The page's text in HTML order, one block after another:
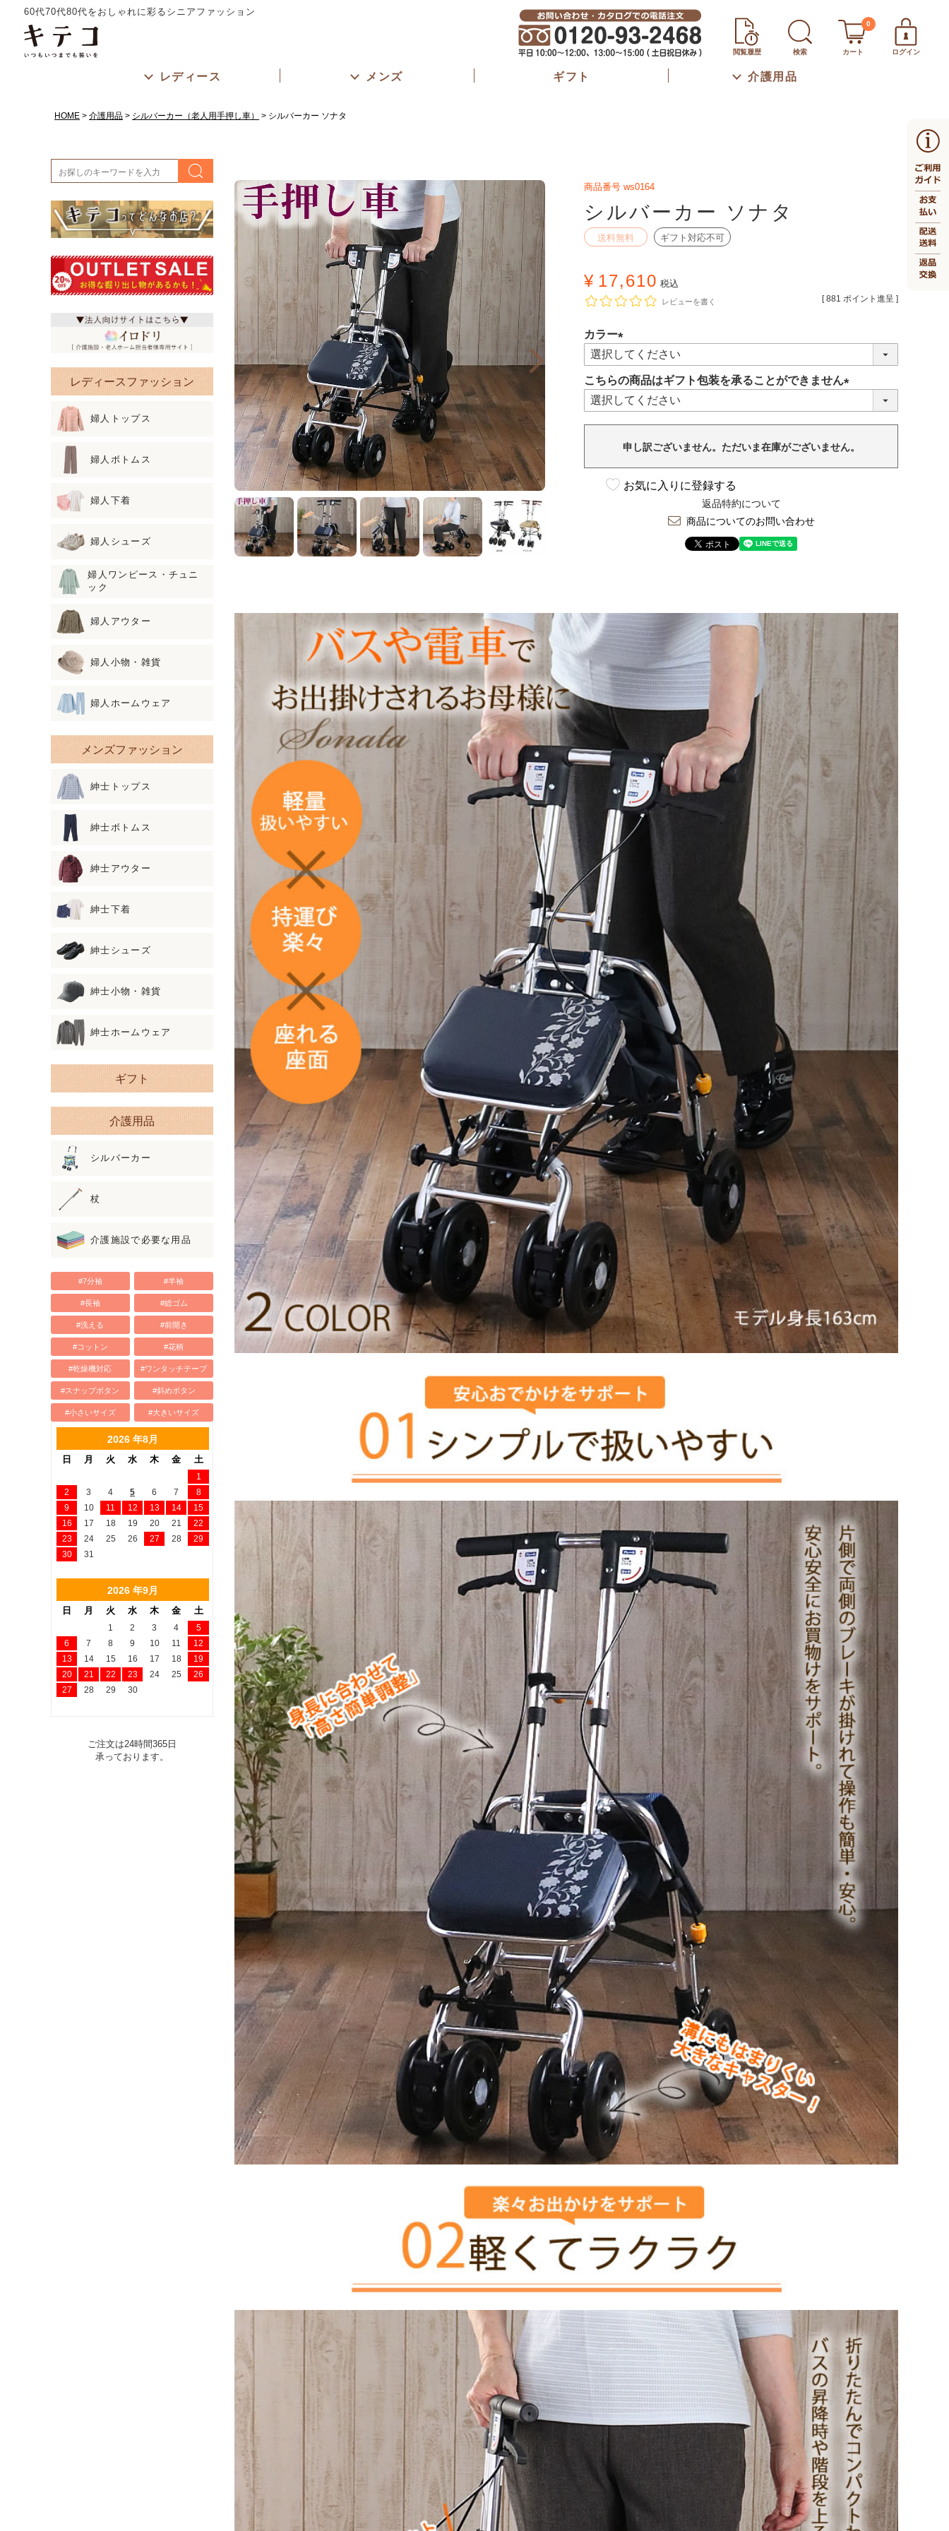
60代70代80代をおしゃれに彩るシニアファッション
閲覧履歴 検索 カート
0
ログイン
レディース メンズ ギフト 介護用品
HOME 介護用品 シルバーカー（老人用手押し車） シルバーカー ソナタ
レディースファッション
婦人トップス
婦人ボトムス
婦人下着
婦人シューズ
婦人ワンピース・チュニ
ック
婦人アウター
婦人小物・雑貨
婦人ホームウェア
メンズファッション
紳士トップス
紳士ボトムス
紳士アウター
紳士下着
紳士シューズ
紳士小物・雑貨
紳士ホームウェア
ギフト
介護用品
シルバーカー
杖
介護施設で必要な用品
#7分袖 #半袖
#長袖 #総ゴム
#洗える #前開き
#コットン #花柄
#乾燥機対応 #ワンタッチテープ
#スナップボタン #斜めボタン
#小さいサイズ #大きいサイズ
2026 年8月
日 月 火 水 木 金 土
1
2
3 4 5 6 7
8
9
10 11 12 13 14
15
16
17 18 19 20 21
22
23
24 25 26 27 28
29
30
31
2026 年9月
日 月 火 水 木 金 土
1 2 3 4
5
6
7 8 9 10 11
12
13
14 15 16 17 18
19
20
21 22 23 24 25
26
27
28 29 30
ご注文は24時間365日
承っております。
商品番号 ws0164
シルバーカー ソナタ
送料無料 ギフト対応不可
¥ 17,610 税込
[ 881 ポイント進呈 ]
レビューを書く
カラー
(必
須)
こちらの商品はギフト包装を承ることができません
申し訳ございません。ただいま在庫がございません。
お気に入りに登録する
返品特約について
商品についてのお問い合わせ